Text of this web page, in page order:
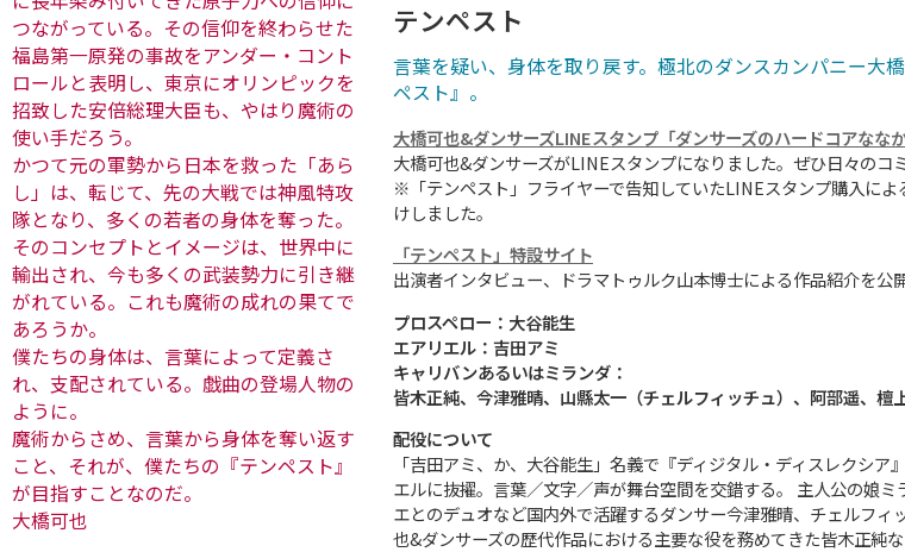
つながっている。その信仰を終わらせた
福島第一原発の事故をアンダー・コント
ロールと表明し、東京にオリンピックを
招致した安倍総理大臣も、やはり魔術の
使い手だろう。
かつて元の軍勢から日本を救った「あら
し」は、転じて、先の大戦では神風特攻
隊となり、多くの若者の身体を奪った。
そのコンセプトとイメージは、世界中に
輸出され、今も多くの武装勢力に引き継
がれている。これも魔術の成れの果てで
あろうか。
僕たちの身体は、言葉によって定義さ
れ、支配されている。戯曲の登場人物の
ように。
魔術からさめ、言葉から身体を奪い返す
こと、それが、僕たちの『テンペスト』
が目指すことなのだ。
大橋可也
テンペスト
言葉を疑い、身体を取り戻す。極北のダンスカンパニー大
ペスト』。
大橋可也&ダンサーズLINEスタンプ「ダンサーズのハードコアななか
大橋可也&ダンサーズがLINEスタンプになりました。ぜひ日々のコ
※「テンペスト」フライヤーで告知していたLINEスタンプ購入に
けしました。
「テンペスト」特設サイト
出演者インタビュー、ドラマトゥルク山本博士による作品紹介を公
プロスペロー：大谷能生
エアリエル：吉田アミ
キャリバンあるいはミランダ：
皆木正純、今津雅晴、山縣太一（チェルフィッチュ）、阿部遥、檀
配役について
「吉田アミ、か、大谷能生」名義で『ディジタル・ディスレクシ
エルに抜擢。言葉／文字／声が舞台空間を交錯する。 主人公の娘
エとのデュオなど国内外で活躍するダンサー今津雅晴、チェルフ
也&ダンサーズの歴代作品における主要な役を務めてきた皆木正純